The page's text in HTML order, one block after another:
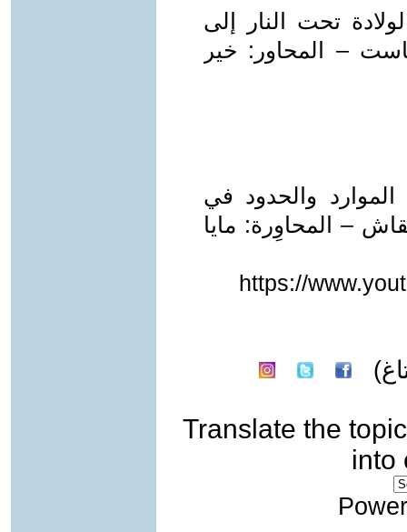
تحت النار إلى
– المحاور: خير
والحدود في
– المحاوِرة: مايا
https://
Translate the topic
into